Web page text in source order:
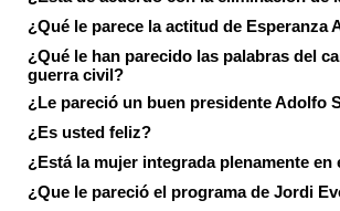
¿Qué le parece la actitud de Esperanza
¿Qué le han parecido las palabras del
guerra civil?
¿Le pareció un buen presidente Adolfo
¿Es usted feliz?
¿Está la mujer integrada plenamente en
¿Que le pareció el programa de Jordi